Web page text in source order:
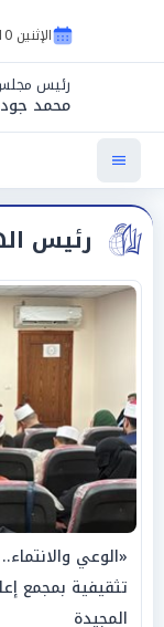
الإثنين 10 أغسطس 2026
رئيس مجلس
محمد
رئيس
«الوعي
المجيدة